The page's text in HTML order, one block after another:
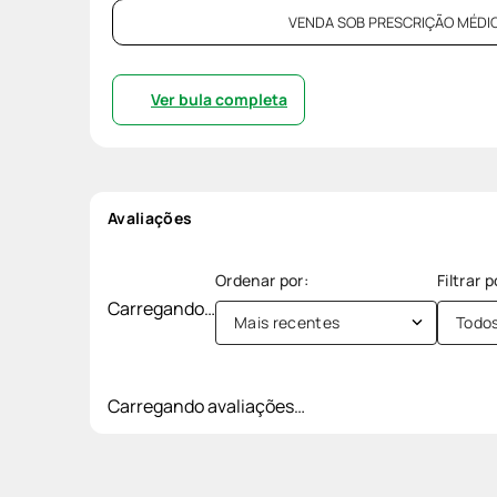
VENDA SOB PRESCRIÇÃO
Ver bula completa
Avaliações
Carregando…
Mais recentes
Carregando avaliações…